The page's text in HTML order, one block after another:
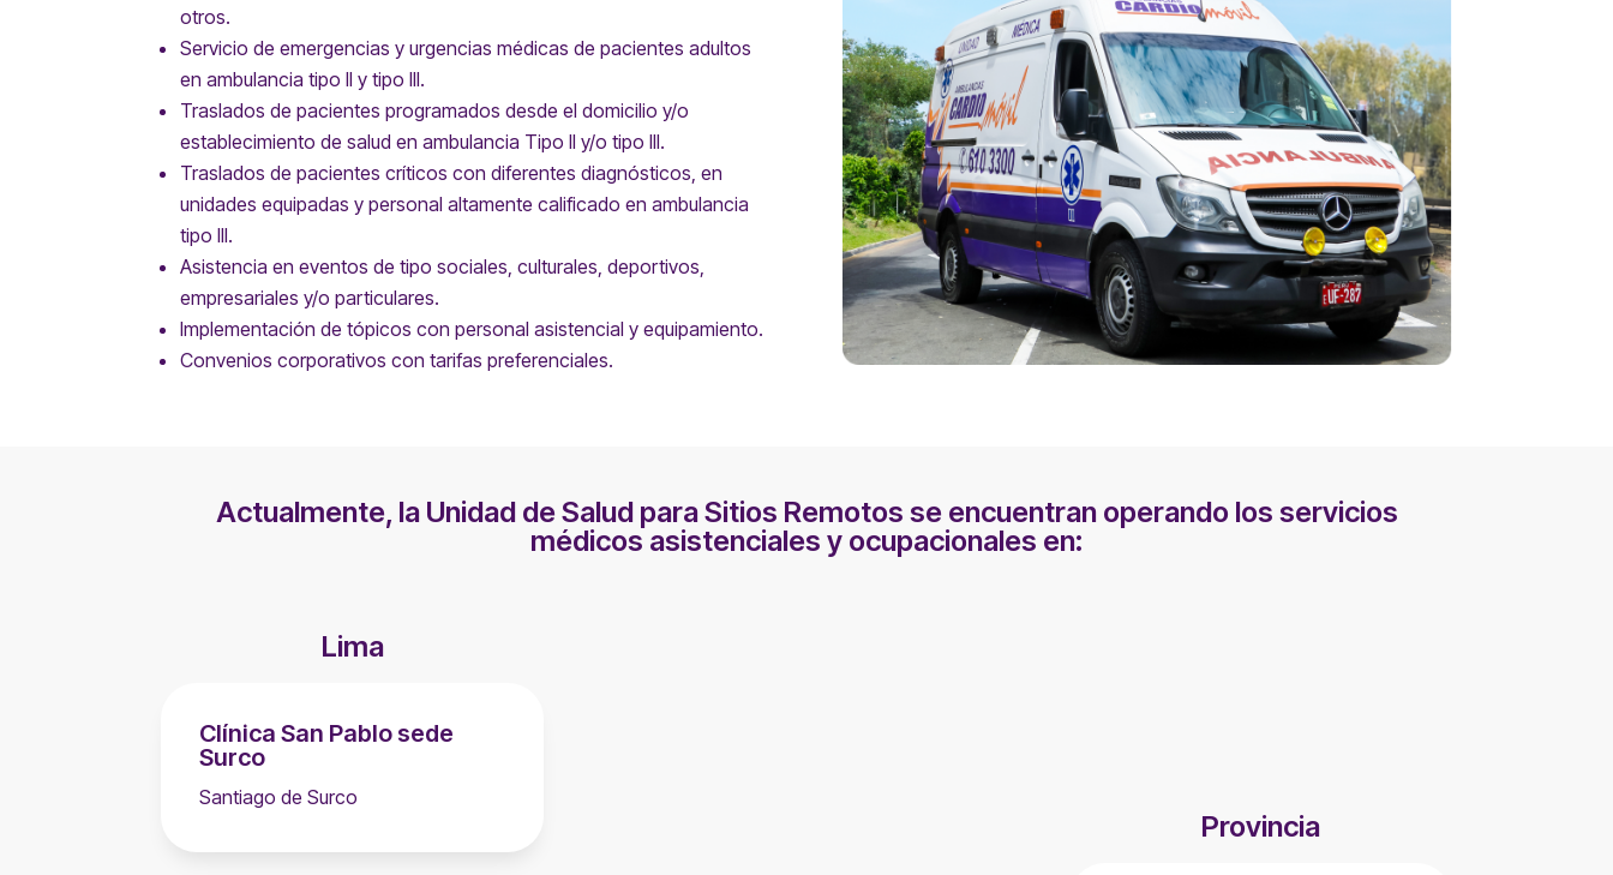
otros.
Servicio de emergencias y urgencias médicas de pacientes adultos
en ambulancia tipo II y tipo III.
Traslados de pacientes programados desde el domicilio y/o
establecimiento de salud en ambulancia Tipo II y/o tipo III.
Traslados de pacientes críticos con diferentes diagnósticos, en
unidades equipadas y personal altamente calificado en ambulancia
tipo III.
Asistencia en eventos de tipo sociales, culturales, deportivos,
empresariales y/o particulares.
Implementación de tópicos con personal asistencial y equipamiento.
Convenios corporativos con tarifas preferenciales.
Actualmente, la Unidad de Salud para Sitios Remotos se encuentran operando los servicios
médicos asistenciales y ocupacionales en:
Lima
Clínica San Pablo sede
Surco
Santiago de Surco
Provincia